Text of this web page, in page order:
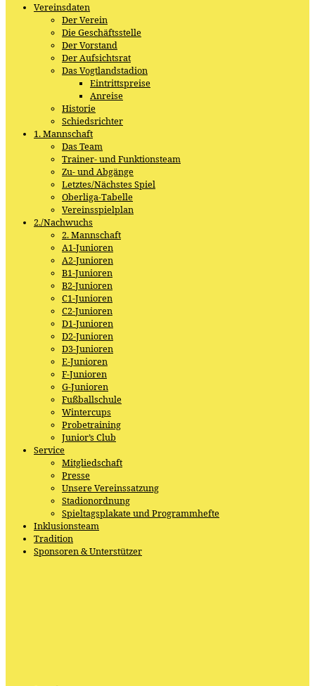
Vereinsdaten
Der Verein
Die Geschäftsstelle
Der Vorstand
Der Aufsichtsrat
Das Vogtlandstadion
Eintrittspreise
Anreise
Historie
Schiedsrichter
1. Mannschaft
Das Team
Trainer- und Funktionsteam
Zu- und Abgänge
Letztes/Nächstes Spiel
Oberliga-Tabelle
Vereinsspielplan
2./Nachwuchs
2. Mannschaft
A1-Junioren
A2-Junioren
B1-Junioren
B2-Junioren
C1-Junioren
C2-Junioren
D1-Junioren
D2-Junioren
D3-Junioren
E-Junioren
F-Junioren
G-Junioren
Fußballschule
Wintercups
Probetraining
Junior’s Club
Service
Mitgliedschaft
Presse
Unsere Vereinssatzung
Stadionordnung
Spieltagsplakate und Programmhefte
Inklusionsteam
Tradition
Sponsoren & Unterstützer